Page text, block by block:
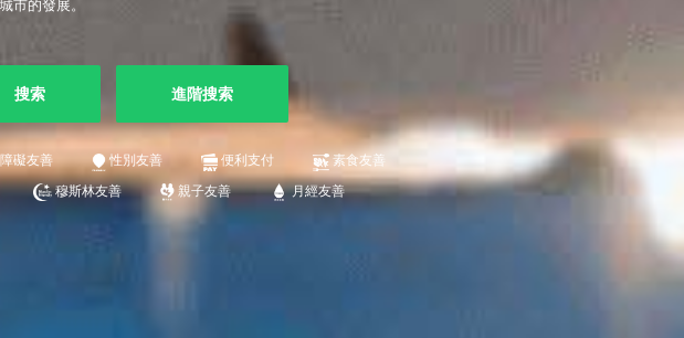
市的發展。
搜索 進階搜索
礙友善 性別友善 便利支付
素食友善
穆斯林友善 親子友善 月經友善